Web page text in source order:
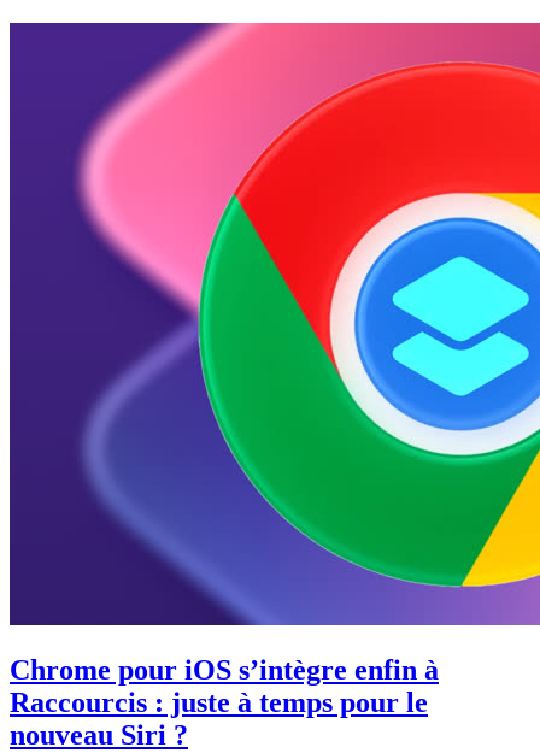
Chrome pour iOS s’intègre enfin à
Raccourcis : juste à temps pour le
nouveau Siri ?